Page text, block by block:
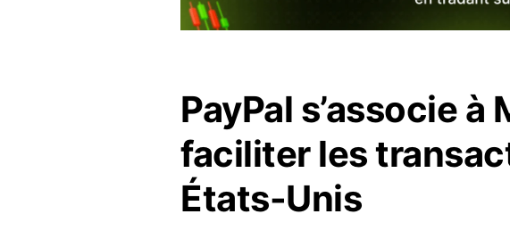
PayPal s’associe
faciliter les
États-Unis